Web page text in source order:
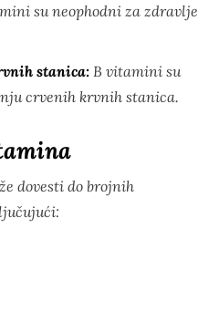
su neophodni za zdravlje
stanica: B vitamini su
crvenih krvnih stanica.
dovesti do brojnih